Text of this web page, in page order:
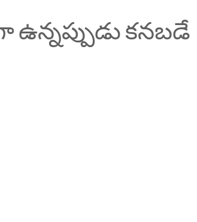
ఉన్నప్పుడు కనబడే